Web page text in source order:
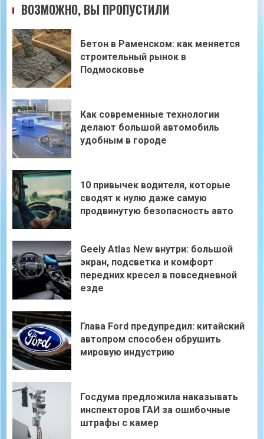
ВОЗМОЖНО, ВЫ ПРОПУСТИЛИ
Бетон в Раменском: как меняется
строительный рынок в
Подмосковье
Как современные технологии
делают большой автомобиль
удобным в городе
10 привычек водителя, которые
сводят к нулю даже самую
продвинутую безопасность авто
Geely Atlas New внутри: большой
экран, подсветка и комфорт
передних кресел в повседневной
езде
Глава Ford предупредил: китайский
автопром способен обрушить
мировую индустрию
Госдума предложила наказывать
инспекторов ГАИ за ошибочные
штрафы с камер